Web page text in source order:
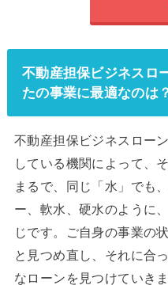
不動産担保ビジネスロ
たの事業に最適なのは？
不動産担保ビジネスロー
している機関によって、
まるで、同じ「水」でも
ー、軟水、硬水のように
じです。ご自身の事業の
と見つめ直し、それに合
なローンを見つけていきま